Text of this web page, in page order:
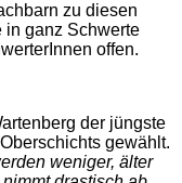
zu diesen
in ganz Schwerte
offen.
der jüngste
gewählt.
weniger, älter